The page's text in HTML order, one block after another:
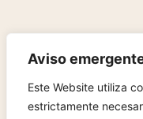
Aviso
Este Website utiliza
estrictamente
Política de privacidad